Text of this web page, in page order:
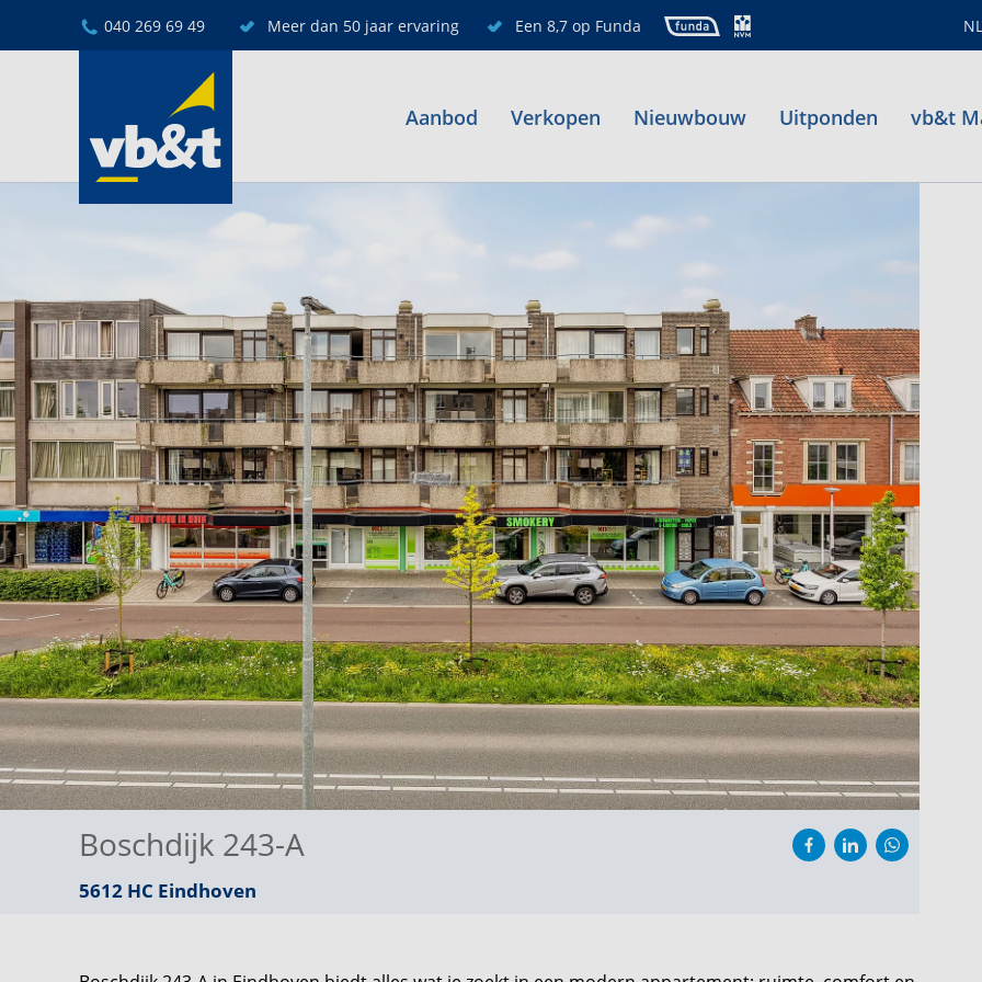
040 269 69 49 Meer dan 50 jaar ervaring Een 8,7 op Funda NL
Aanbod Verkopen Nieuwbouw Uitponden vb&t
Boschdijk 243-A
5612 HC Eindhoven